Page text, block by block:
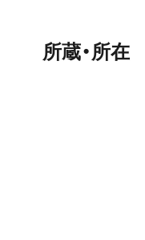
所蔵・所在